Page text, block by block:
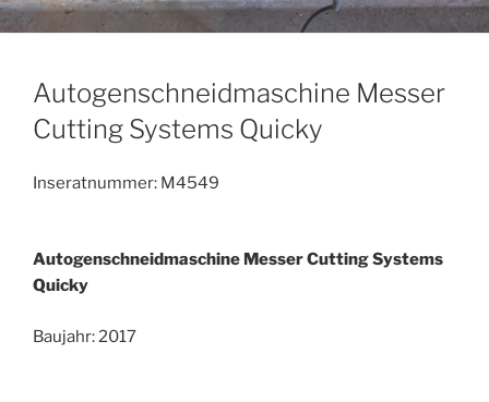
Autogenschneidmaschine Messer
Cutting Systems Quicky
Inseratnummer: M4549
Autogenschneidmaschine Messer Cutting Systems
Quicky
Baujahr: 2017